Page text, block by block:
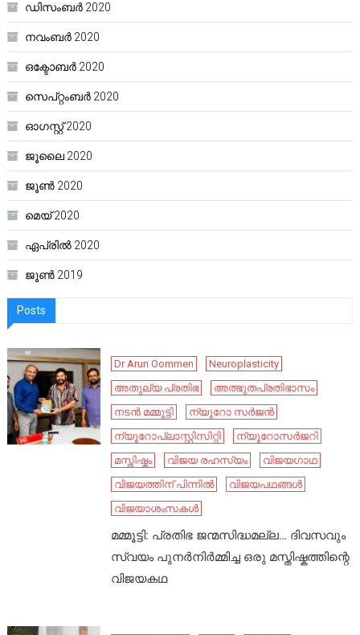
ഡിസംബർ 2020
നവംബർ 2020
ഒക്ടോബർ 2020
സെപ്റ്റംബർ 2020
ഓഗസ്റ്റ്‌ 2020
ജൂലൈ 2020
ജൂൺ 2020
മെയ്‌ 2020
ഏപ്രിൽ 2020
ജൂൺ 2019
Posts
Dr Arun Oommen
Neuroplasticity
അതുല്യ പ്രതിഭ
അത്ഭുതപ്രതിഭാസം
നടൻ മമ്മൂട്ടി
ന്യൂറോ സർജൻ
ന്യൂറോപ്ലാസ്റ്റിസിറ്റി
ന്യൂറോസർജറി
മസ്തിഷ്കം
വിജയ രഹസ്യം
വിജയഗാഥ
വിജയത്തിന് പിന്നിൽ
വിജയപഥങ്ങൾ
വിജയാശംസകൾ
മമ്മൂട്ടി: പ്രതിഭ ജന്മസിദ്ധമല്ല… ദിവസവും
സ്വയം പുനർനിർമ്മിച്ച ഒരു മസ്തിഷ്കത്തിന്റെ
വിജയകഥ